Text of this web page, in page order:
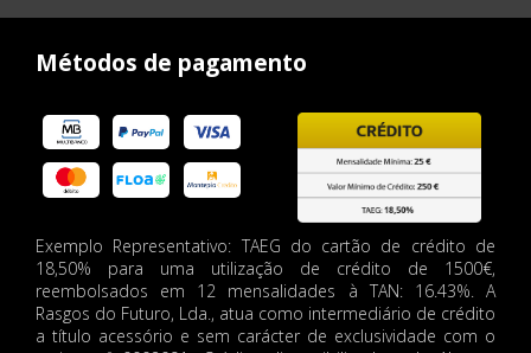
Métodos de pagamento
Exemplo Representativo: TAEG do cartão de crédito de
18,50% para uma utilização de crédito de 1500€,
reembolsados em 12 mensalidades à TAN: 16.43%. A
Rasgos do Futuro, Lda., atua como intermediário de crédito
a título acessório e sem carácter de exclusividade com o